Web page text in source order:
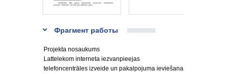
Фрагмент работы
Projekta nosaukums
Lattelekom interneta iezvanpieejas
telefoncentrāles izveide un pakalpojuma ieviešana